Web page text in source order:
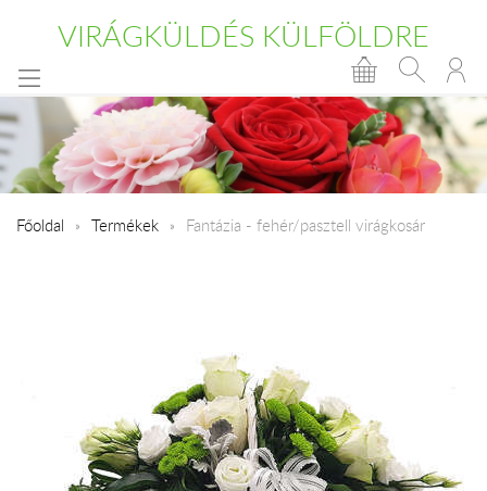
VIRÁGKÜLDÉS KÜLFÖLDRE
Főoldal Termékek Fantázia - fehér/pasztell virágkosár